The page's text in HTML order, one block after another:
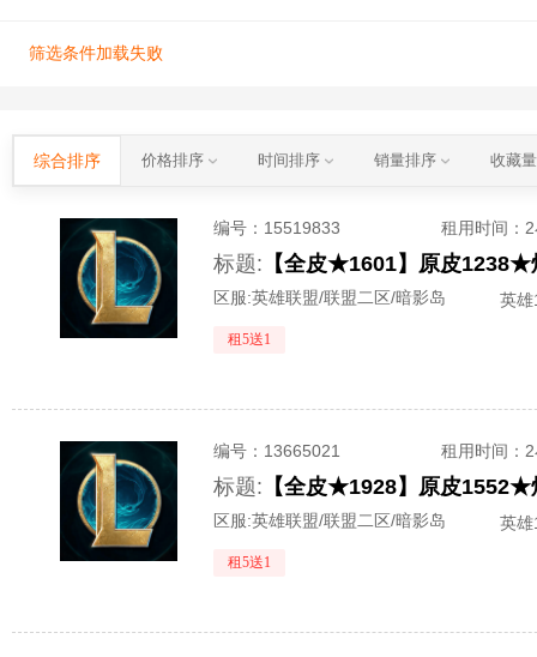
筛选条件加载失败
综合排序 价格排序 时间排序 销量排序 收藏
编号： 15519833 租用时间 ：
标题: 【全皮★1601】原皮
区服:英雄联盟/联盟二区/暗影岛 英
租5送1
编号： 13665021 租用时间 ：
标题: 【全皮★1928】原皮
区服:英雄联盟/联盟二区/暗影岛 英
租5送1